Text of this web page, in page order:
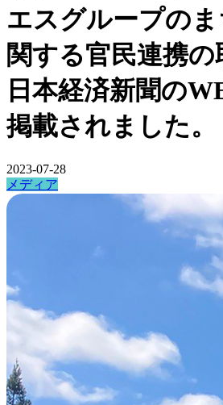
エスグループの
関する官民連携
日本経済新聞の
掲載されました。
2023-07-28
メディア